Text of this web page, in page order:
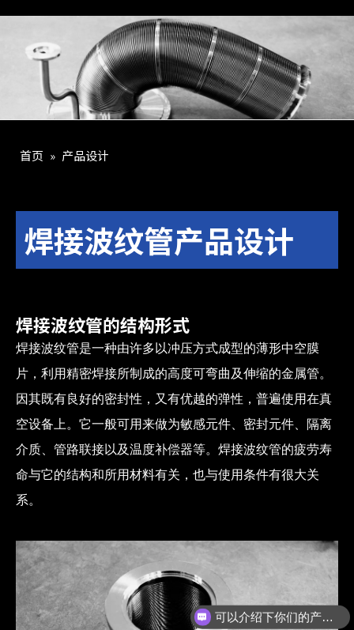
首页 » 产品设计
焊接波纹管产品设计
焊接波纹管的结构形式
焊接波纹管是一种由许多以冲压方式成型的薄形中空膜
片，利用精密焊接所制成的高度可弯曲及伸缩的金属管。
因其既有良好的密封性，又有优越的弹性，普遍使用在真
空设备上。它一般可用来做为敏感元件、密封元件、隔离
介质、管路联接以及温度补偿器等。焊接波纹管的疲劳寿
命与它的结构和所用材料有关，也与使用条件有很大关
系。
可以介绍下你们的产品么